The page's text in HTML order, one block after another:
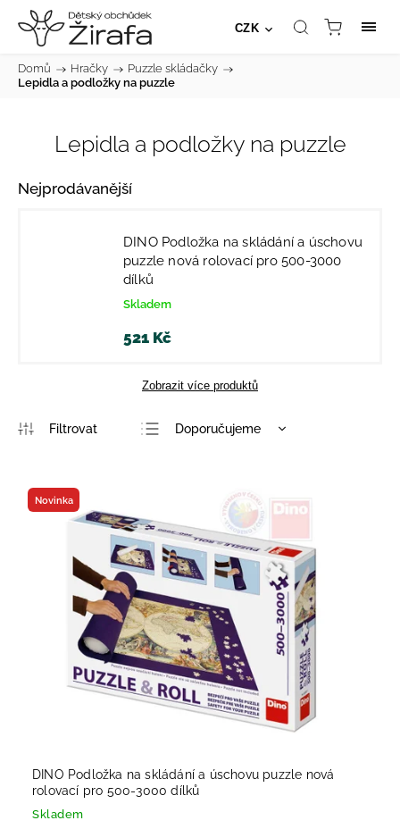
CZK
Domů / Hračky / Puzzle skládačky /
Lepidla a podložky na puzzle
Lepidla a podložky na puzzle
Nejprodávanější
DINO Podložka na skládání a úschovu
puzzle nová rolovací pro 500-3000
dílků
Skladem
521 Kč
Zobrazit více produktů
Doporučujeme
Nejprodávanější
Abecedně
Novinka
DINO Podložka na skládání a úschovu puzzle nová
rolovací pro 500-3000 dílků
Skladem